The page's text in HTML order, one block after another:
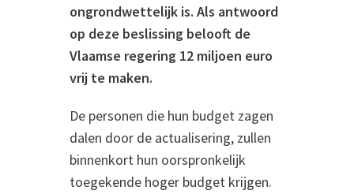
ongrondwettelijk is. Als antwoord
op deze beslissing belooft de
Vlaamse regering 12 miljoen euro
vrij te maken.
De personen die hun budget zagen
dalen door de actualisering, zullen
binnenkort hun oorspronkelijk
toegekende hoger budget krijgen.